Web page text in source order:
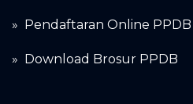
» Pendaftaran Online PPDB
» Download Brosur PPDB